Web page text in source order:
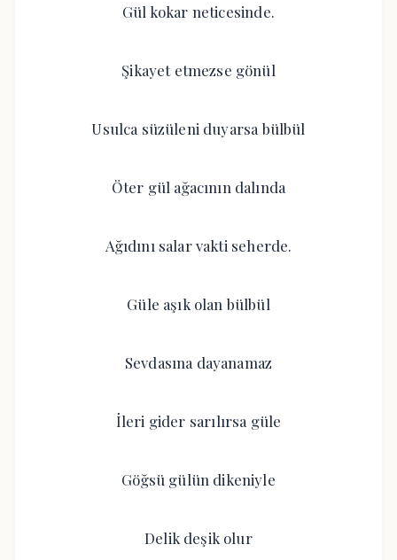
Gül kokar neticesinde.
Şikayet etmezse gönül
Usulca süzüleni duyarsa bülbül
Öter gül ağacının dalında
Ağıdını salar vakti seherde.
Güle aşık olan bülbül
Sevdasına dayanamaz
İleri gider sarılırsa güle
Göğsü gülün dikeniyle
Delik deşik olur